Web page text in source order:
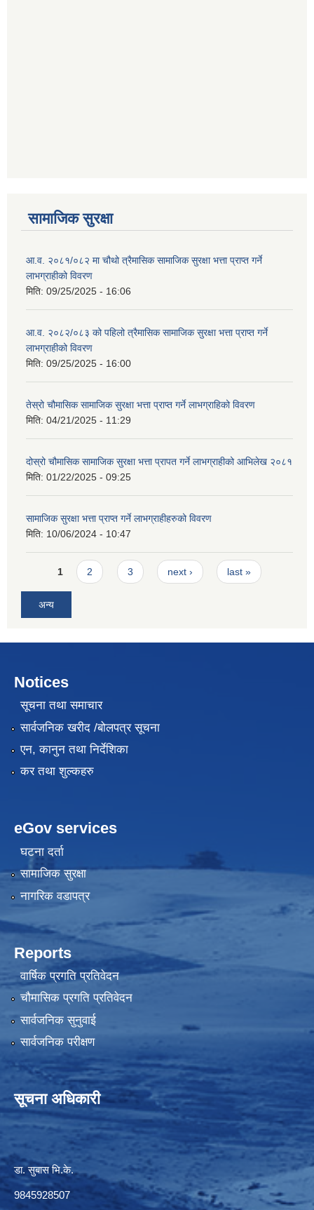
सामाजिक सुरक्षा
आ.व. २०८१/०८२ मा चौथो त्रैमासिक सामाजिक सुरक्षा भत्ता प्राप्त गर्ने
लाभग्राहीको विवरण
मिति: 09/25/2025 - 16:06
आ.व. २०८२/०८३ को पहिलो त्रैमासिक सामाजिक सुरक्षा भत्ता प्राप्त गर्ने
लाभग्राहीको विवरण
मिति: 09/25/2025 - 16:00
तेस्रो चौमासिक सामाजिक सुरक्षा भत्ता प्राप्त गर्ने लाभग्राहिको विवरण
मिति: 04/21/2025 - 11:29
दोस्रो चौमासिक सामाजिक सुरक्षा भत्ता प्रापत गर्ने लाभग्राहीको आभिलेख २०८१
मिति: 01/22/2025 - 09:25
सामाजिक सुरक्षा भत्ता प्राप्त गर्ने लाभग्राहीहरुको विवरण
मिति: 10/06/2024 - 10:47
Pages
1 2 3 next › last »
अन्य
Notices
सूचना तथा समाचार
सार्वजनिक खरीद /बोलपत्र सूचना
एन, कानुन तथा निर्देशिका
कर तथा शुल्कहरु
eGov services
घटना दर्ता
सामाजिक सुरक्षा
नागरिक वडापत्र
Reports
वार्षिक प्रगति प्रतिवेदन
चौमासिक प्रगति प्रतिवेदन
सार्वजनिक सुनुवाई
सार्वजनिक परीक्षण
सूचना अधिकारी
डा. सुबास भि.के.
9845928507